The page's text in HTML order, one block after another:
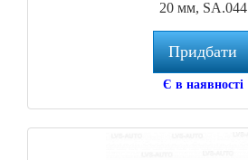
20 мм, SA.044
Придбати
Є в наявності